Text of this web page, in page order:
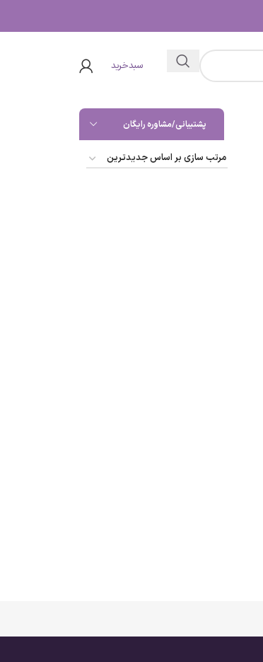
سبدخرید
پشتیبانی/مشاوره رایگان